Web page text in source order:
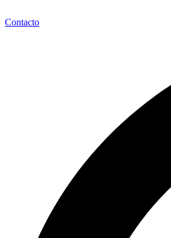
Contacto